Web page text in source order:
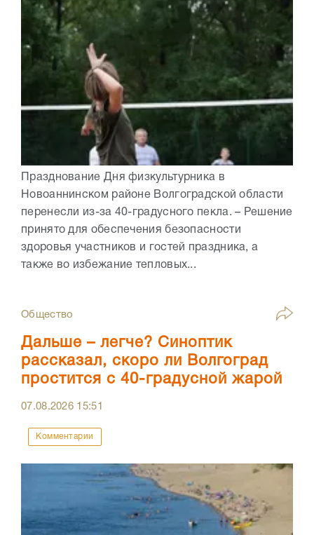
Празднование Дня физкультурника в
Новоаннинском районе Волгоградской области
перенесли из-за 40-градусного пекла. – Решение
принято для обеспечения безопасности
здоровья участников и гостей праздника, а
также во избежание тепловых...
Общество
Дальше – легче? Синоптик
рассказал, скоро ли Волгоград
простится с 40-градусной жарой
07.08.2026 15:51
Комментарии